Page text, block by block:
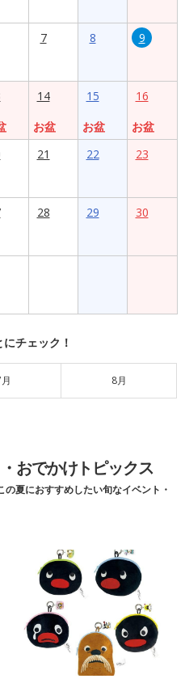
7 8 9
14
お盆
15
お盆
16
お盆
21 22 23
28 29 30
チェック！
8月
おでかけトピックス
夏におすすめしたい旬なイベント・